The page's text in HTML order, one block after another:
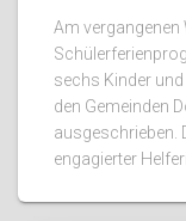
Am
sechs Kinder
den Gemeinden
ausgeschrieben.
engagierter